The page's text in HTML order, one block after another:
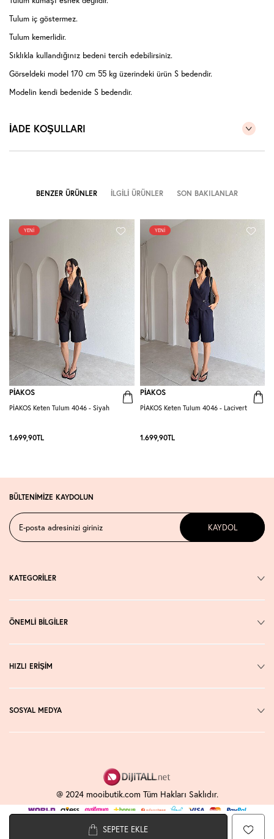
SEPETE EKLE
Tulum iç göstermez.
Tulum kemerlidir.
Sıklıkla kullandığınız bedeni tercih edebilirsiniz.
Görseldeki model 170 cm 55 kg üzerindeki ürün S bedendir.
Modelin kendi bedenide S bedendir.
İADE KOŞULLARI
BENZER ÜRÜNLER İLGILI ÜRÜNLER SON BAKILANLAR
YENI
PİAKOS
PİAKOS Keten Tulum 4046 - Siyah
1.699,90TL
YENI
PİAKOS
PİAKOS Keten Tulum 4046 - Lacivert
1.699,90TL
BÜLTENİMİZE KAYDOLUN
KAYDOL
KATEGORİLER
ÖNEMLİ BİLGİLER
HIZLI ERİŞİM
SOSYAL MEDYA
@ 2024 mooibutik.com Tüm Hakları Saklıdır.
-SoftE-Ticaret